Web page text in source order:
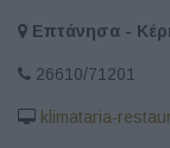
Επτάνησα -
26610/71201
klimataria-